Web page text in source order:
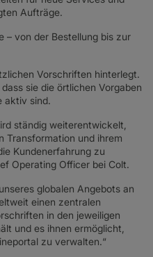
Aufträge.
– von der Bestellung bis zur
Vorschriften hinterlegt.
sie die örtlichen Vorgaben
aktiv sind.
ständig weiterentwickelt,
Transformation und ihrem
Kundenerfahrung zu
Operating Officer bei Colt.
globalen Angebots an
einen zentralen
in den jeweiligen
und es ihnen ermöglicht,
zu verwalten.“